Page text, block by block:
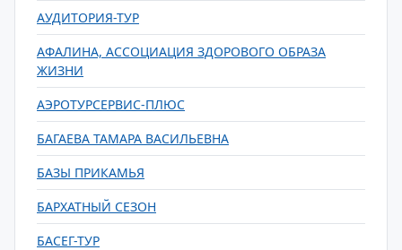
АУДИТОРИЯ-ТУР
АФАЛИНА, АССОЦИАЦИЯ ЗДОРОВОГО ОБРАЗА
ЖИЗНИ
АЭРОТУРСЕРВИС-ПЛЮС
БАГАЕВА ТАМАРА ВАСИЛЬЕВНА
БАЗЫ ПРИКАМЬЯ
БАРХАТНЫЙ СЕЗОН
БАСЕГ-ТУР